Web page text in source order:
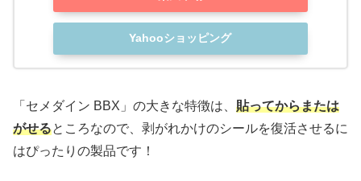
Yahooショッピング
「セメダイン BBX」の大きな特徴は、 貼ってからまたは
がせるところなので、剥がれかけのシールを復活させるに
はぴったりの製品です！